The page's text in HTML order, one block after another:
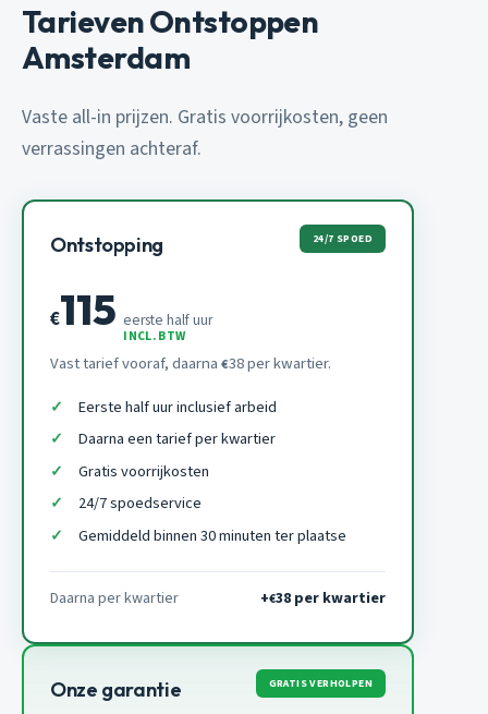
Tarieven Ontstoppen
Amsterdam
Vaste all-in prijzen. Gratis voorrijkosten, geen
verrassingen achteraf.
Ontstopping 24/7 SPOED
€115 eerste half uur
INCL. BTW
Vast tarief vooraf, daarna €38 per kwartier.
Eerste half uur inclusief arbeid
Daarna een tarief per kwartier
Gratis voorrijkosten
24/7 spoedservice
Gemiddeld binnen 30 minuten ter plaatse
Daarna per kwartier +€38 per kwartier
Onze garantie GRATIS VERHOLPEN